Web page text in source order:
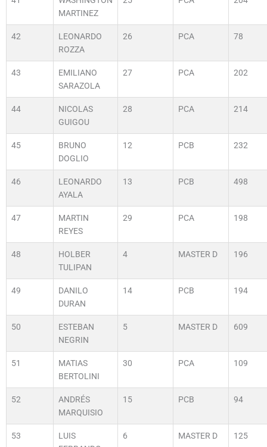
MARTINEZ
42
LEONARDO
ROZZA
26 PCA 78
43
EMILIANO
SARAZOLA
27 PCA 202
44
NICOLAS
GUIGOU
28 PCA 214
45
BRUNO
DOGLIO
12 PCB 232
46
LEONARDO
AYALA
13 PCB 498
47
MARTIN
REYES
29 PCA 198
48
HOLBER
TULIPAN
4 MASTER D 196
49
DANILO
DURAN
14 PCB 194
50
ESTEBAN
NEGRIN
5 MASTER D 609
51
MATIAS
BERTOLINI
30 PCA 109
52
ANDRÉS
MARQUISIO
15 PCB 94
53
LUIS
6 MASTER D 125